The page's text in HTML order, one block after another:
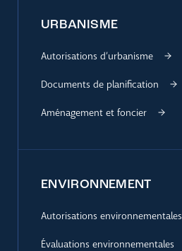
URBANISME
Autorisations d’urbanisme
Documents de planification
Aménagement et foncier
ENVIRONNEMENT
Autorisations environnementales
Évaluations environnementales